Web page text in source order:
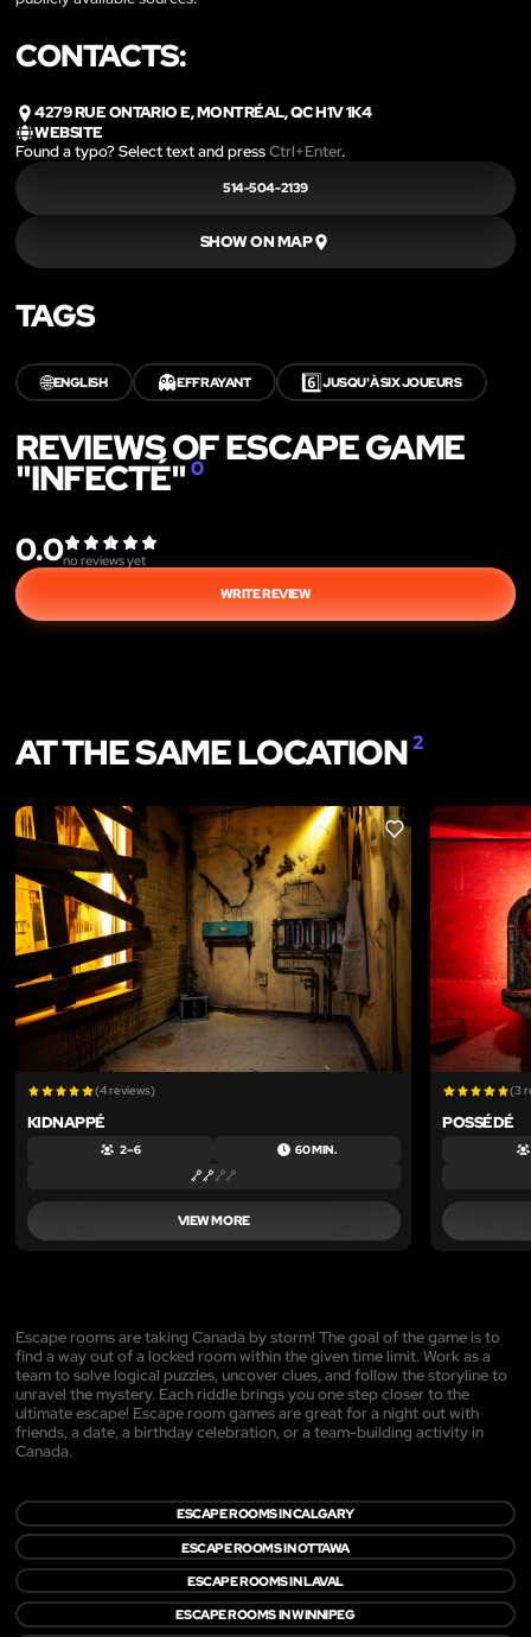
CONTACTS:
4279 RUE ONTARIO E, MONTRÉAL, QC H1V 1K4
WEBSITE
Found a typo? Select text and pressCtrl+Enter.
514-504-2139
SHOW ON MAP
TAGS
🌐ENGLISH 👻EFFRAYANT 6️⃣JUSQU'À SIX JOUEURS
REVIEWS OF ESCAPE GAME
"INFECTÉ"0
0.0no reviews yet
WRITE REVIEW
AT THE SAME LOCATION2
LIKE
(4 reviews)
KIDNAPPÉ
2 – 6 60 MIN.
VIEW MORE
(3
POSSÉDÉ
Escape rooms are taking Canada by storm! The goal of the game is to
find a way out of a locked room within the given time limit. Work as a
team to solve logical puzzles, uncover clues, and follow the storyline to
unravel the mystery. Each riddle brings you one step closer to the
ultimate escape! Escape room games are great for a night out with
friends, a date, a birthday celebration, or a team-building activity in
Canada.
ESCAPE ROOMS IN CALGARY
ESCAPE ROOMS IN OTTAWA
ESCAPE ROOMS IN LAVAL
ESCAPE ROOMS IN WINNIPEG